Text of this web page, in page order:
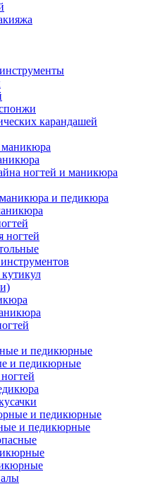
карандашей
ногтей и маникюра
и педикюра
ногтей
и педикюрные
и педикюрные